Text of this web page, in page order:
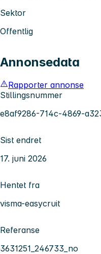
Sektor
Offentlig
Annonsedata
Rapporter annonse
Stillingsnummer
e8af9286-714c-4869-
Sist endret
17. juni 2026
Hentet fra
visma-easycruit
Referanse
3631251_246733_no